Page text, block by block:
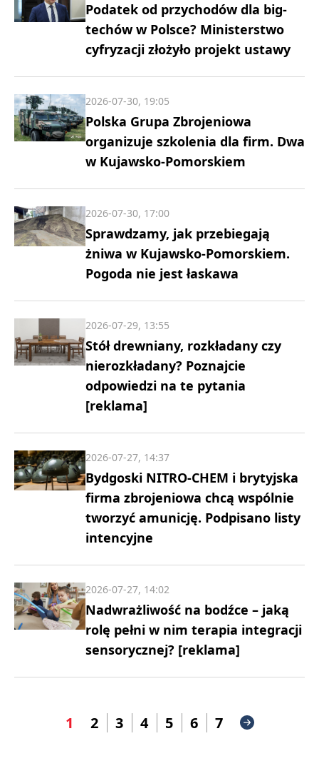
Podatek od przychodów dla big-
techów w Polsce? Ministerstwo
cyfryzacji złożyło projekt ustawy
Polska Grupa Zbrojeniowa
organizuje szkolenia dla firm. Dwa
w Kujawsko-Pomorskiem
2026-07-30, 19:05
Sprawdzamy, jak przebiegają
żniwa w Kujawsko-Pomorskiem.
Pogoda nie jest łaskawa
2026-07-30, 17:00
Stół drewniany, rozkładany czy
nierozkładany? Poznajcie
odpowiedzi na te pytania
[reklama]
2026-07-29, 13:55
Bydgoski NITRO-CHEM i brytyjska
firma zbrojeniowa chcą wspólnie
tworzyć amunicję. Podpisano listy
intencyjne
2026-07-27, 14:37
Nadwrażliwość na bodźce – jaką
rolę pełni w nim terapia integracji
sensorycznej? [reklama]
2026-07-27, 14:02
1 2 3 4 5 6 7